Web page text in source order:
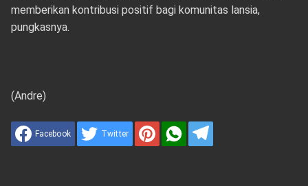
memberikan kontribusi positif bagi komunitas lansia,
pungkasnya.
(Andre)
Facebook Twitter